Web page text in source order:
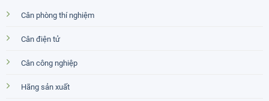
Cân phòng thí nghiệm
Cân điện tử
Cân công nghiệp
Hãng sản xuất